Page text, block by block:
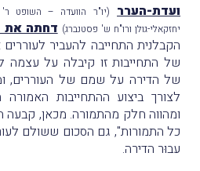
ועדת-הערר (יו"ר הוועדה – השופט
יחזקאלי-גולן ורו"ח ש' פסטנברג) דחתה את
הקבלנית התחייבה להעביר
של התחייבות זו קיבלה על עצמה
של הדירה על שמם של העוררים,
לצורך ביצוע ההתחייבות
ומהווה חלק מהתמורה. מכאן, קבעה
כל התמורות", גם הסכום ששולם
עבוּר הדירה.